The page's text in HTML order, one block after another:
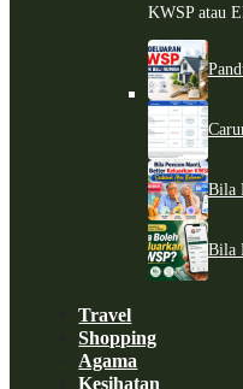
KWSP atau
Bila
Bila
Travel
Shopping
Agama
Kesihatan